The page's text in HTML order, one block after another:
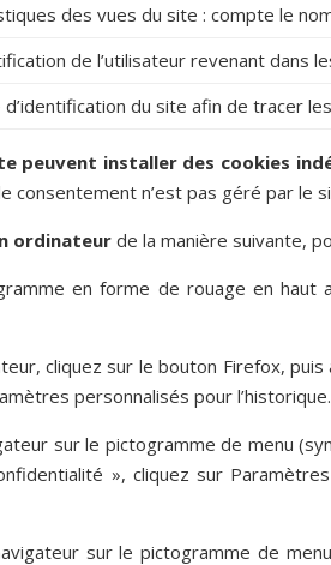
des vues du site : compte le
de l’utilisateur revenant dans
d’identification du site afin de tracer
peuvent installer des cookies
consentement n’est pas géré par le
ordinateurde la manière suivante,
en forme de rouage en haut
cliquez sur le bouton Firefox,
personnalisés pour
sur le pictogramme de menu
», cliquez sur
sur le pictogramme de